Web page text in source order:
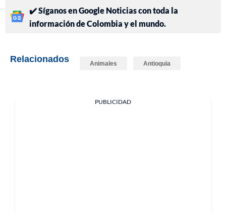
✔️ Síganos en Google Noticias con toda la
información de Colombia y el mundo.
Relacionados Animales Antioquia
PUBLICIDAD